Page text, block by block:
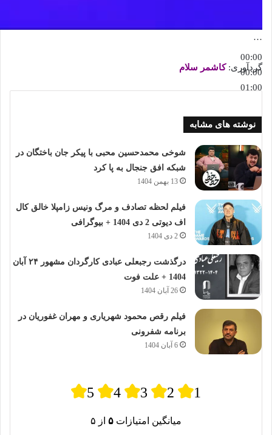
00:00
00:00
01:00
…
گردآوری:کاشمر سلام
نوشته های مشابه
شوخی محمدحسین محبی با پیکر جان باختگان در
شبکه افق جنجال به پا کرد
13 بهمن 1404
فیلم لحظه تصادف و مرگ ونیس زامپلا خالق کال
اف دیوتی 2 دی 1404 + بیوگرافی
2 دی 1404
درگذشت رجبعلی عبادی کارگردان مشهور ۲۴ آبان
1404 + علت فوت
26 آبان 1404
فیلم رقص محمود شهریاری و مهران غفوریان در
برنامه شفرونی
6 آبان 1404
5 4 3 2 1
میانگین امتیازات ۵ از ۵